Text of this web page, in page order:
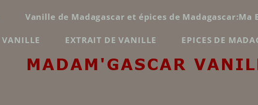
MADAM'GASCAR
Vanille de Madagascar et épices de Madagascar:Ma
VANILLE EXTRAIT DE VANILLE EPICES DE